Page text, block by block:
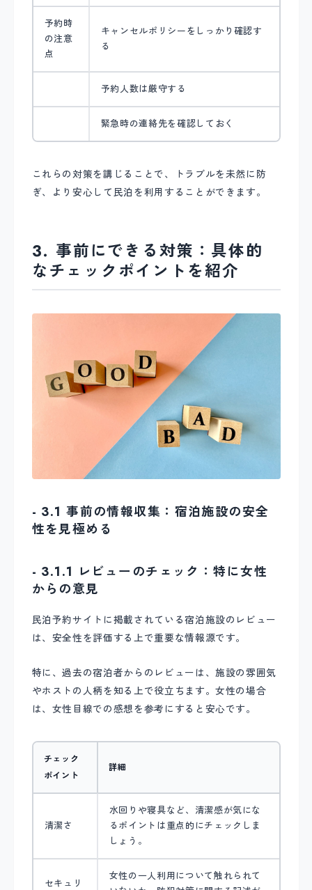
予約時
の注意
点
キャンセルポリシーをしっかり確認す
る
予約人数は厳守する
緊急時の連絡先を確認しておく
これらの対策を講じることで、トラブルを未然に防
ぎ、より安心して民泊を利用することができます。
3. 事前にできる対策：具体的
なチェックポイントを紹介
- 3.1 事前の情報収集：宿泊施設の安全
性を見極める
- 3.1.1 レビューのチェック：特に女性
からの意見
民泊予約サイトに掲載されている宿泊施設のレビュー
は、安全性を評価する上で重要な情報源です。
特に、過去の宿泊者からのレビューは、施設の雰囲気
やホストの人柄を知る上で役立ちます。女性の場合
は、女性目線での感想を参考にすると安心です。
チェック
ポイント
詳細
清潔さ
水回りや寝具など、清潔感が気にな
るポイントは重点的にチェックしま
しょう。
セキュリ
女性の一人利用について触れられて